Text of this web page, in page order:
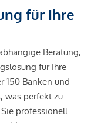
für Ihre
Beratung,
für Ihre
150 Banken und
was perfekt zu
professionell